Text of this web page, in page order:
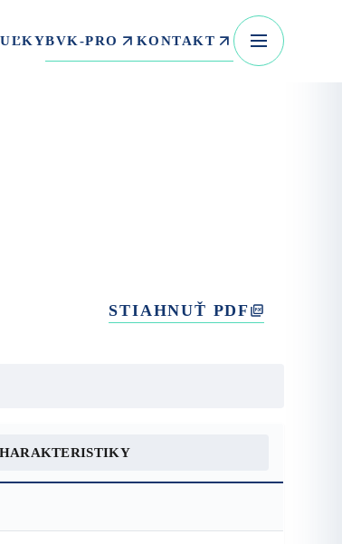
BVK-PRO KONTAKT
STIAHNUŤ PDF